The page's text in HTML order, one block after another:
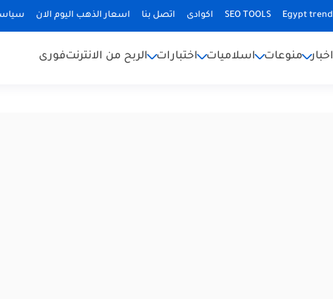
Egypt trend
SEO TOOLS اكوادى اتصل بنا اسعار الذهب اليوم الان
اخبار منوعات اسلاميات اختبارات الربح من الانترنتفورى